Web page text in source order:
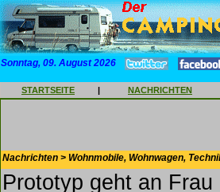
Sonntag, 09. August 2026
STARTSEITE | NACHRICHTEN
Nachrichten > Wohnmobile, Wohnwagen,
Prototyp geht an